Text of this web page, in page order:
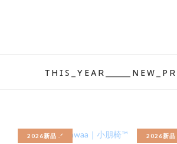
ᴛ ʜ ɪ ꜱ _ ʏ ᴇ ᴀ ʀ ______ ɴ ᴇ ᴡ _ ᴘ
2026新品 .ᐟ‪‪‬ 2026新品